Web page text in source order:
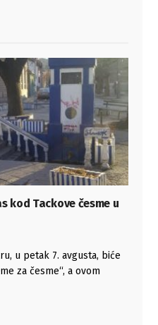
kod Tackove česme u
u petak 7. avgusta, biće
za česme“, a ovom